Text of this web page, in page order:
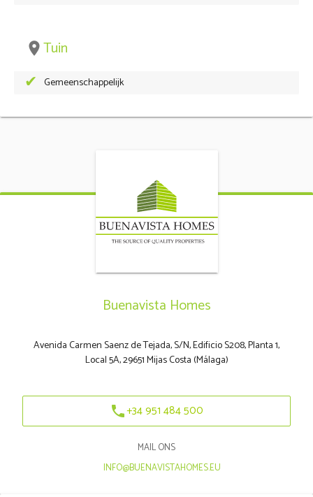
placeTuin
Gemeenschappelijk
Buenavista Homes
Avenida Carmen Saenz de Tejada, S/N, Edificio S208, Planta 1,
Local 5A, 29651 Mijas Costa (Málaga)
phone+34 951 484 500
MAIL ONS
INFO@BUENAVISTAHOMES.EU